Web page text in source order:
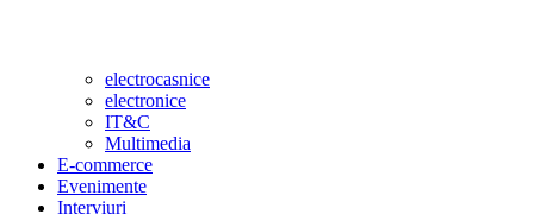
electrocasnice
electronice
IT&C
Multimedia
E-commerce
Evenimente
Interviuri